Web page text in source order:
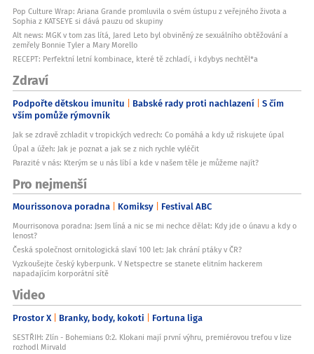
Pop Culture Wrap: Ariana Grande promluvila o svém ústupu z veřejného života a
Sophia z KATSEYE si dává pauzu od skupiny
Alt news: MGK v tom zas lítá, Jared Leto byl obviněný ze sexuálního obtěžování a
zemřely Bonnie Tyler a Mary Morello
RECEPT: Perfektní letní kombinace, které tě zchladí, i kdybys nechtěl*a
Zdraví
Podpořte dětskou imunitu Babské rady proti nachlazení S čím
vším pomůže rýmovník
Jak se zdravě zchladit v tropických vedrech: Co pomáhá a kdy už riskujete úpal
Úpal a úžeh: Jak je poznat a jak se z nich rychle vyléčit
Parazité v nás: Kterým se u nás líbí a kde v našem těle je můžeme najít?
Pro nejmenší
Mourissonova poradna Komiksy Festival ABC
Mourrisonova poradna: Jsem líná a nic se mi nechce dělat: Kdy jde o únavu a kdy o
lenost?
Česká společnost ornitologická slaví 100 let: Jak chrání ptáky v ČR?
Vyzkoušejte český kyberpunk. V Netspectre se stanete elitním hackerem
napadajícím korporátní sítě
Video
Prostor X Branky, body, kokoti Fortuna liga
SESTŘIH: Zlín - Bohemians 0:2. Klokani mají první výhru, premiérovou trefou v lize
rozhodl Mirvald